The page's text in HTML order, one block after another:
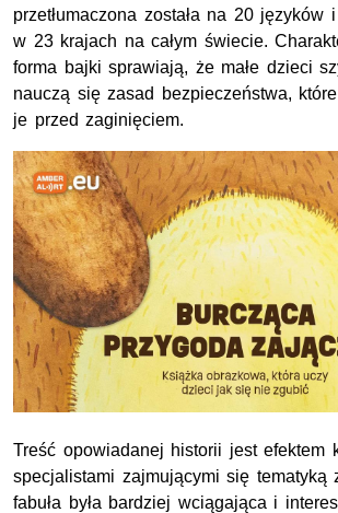
przetłumaczona została na 20 języków
w 23 krajach na całym świecie.
forma bajki sprawiają, że małe dzieci
nauczą się zasad bezpieczeństwa,
je przed zaginięciem.
Treść opowiadanej historii jest efektem
specjalistami zajmującymi się tematyką
fabuła była bardziej wciągająca i